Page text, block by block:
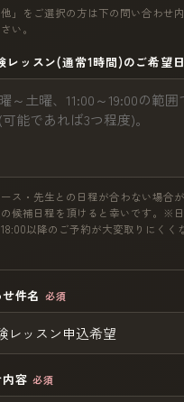
」をご選択の方は下の問い合わせ
い。
レッスン(通常1時間)のご希望
ス・先生との日程が合わない場合
候補日程を頂けると幸いです。※
以降のご予約が大変取りにくく
件名 必須
容 必須